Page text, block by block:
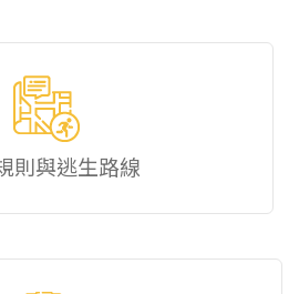
則與逃生路線